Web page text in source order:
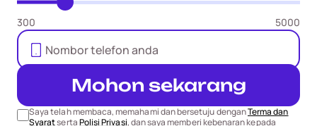
300 5000
Mohon sekarang
Saya telah membaca, memahami dan bersetuju denganTerma dan
SyaratsertaPolisi Privasi, dan saya memberi kebenaran kepada